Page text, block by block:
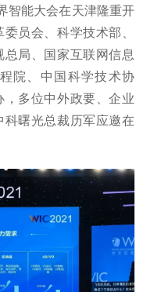
智能大会在天津隆重开
员会、科学技术部、
局、国家互联网信息
院、中国科学技术协
多位中外政要、企业
曙光总裁历军应邀在